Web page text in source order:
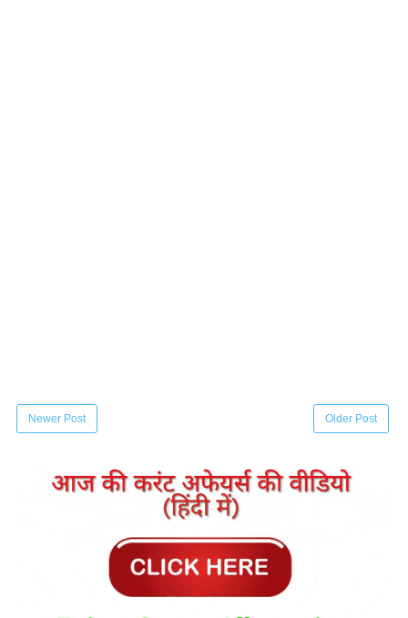
Newer Post Older Post